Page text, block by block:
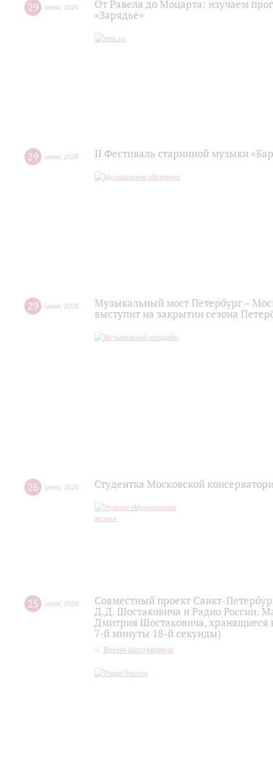
29 июня 2026
От Равеля до Моцарта: изучаем
«Зарядье»
29 июня 2026 II Фестиваль старинной музыки
29 июня 2026
Музыкальный мост Петербург –
выступит на закрытии сезона
26 июня 2026 Студентка Московской
25 июня 2026
Совместный проект Санкт-
Д.Д. Шостаковича и Радио России.
Дмитрия Шостаковича, хранящиеся
7-й минуты 18-й секунды)
Время Шостаковича